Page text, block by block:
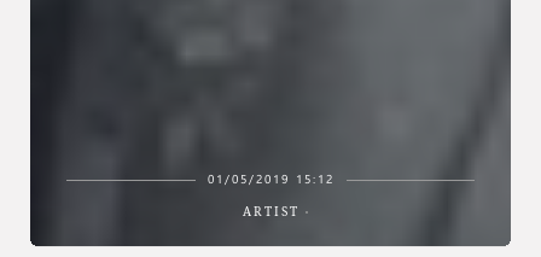
01/05/2019 15:12
ARTIST